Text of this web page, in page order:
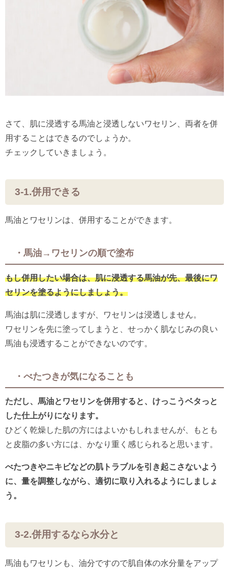
さて、肌に浸透する馬油と浸透しないワセリン、両者を併
用することはできるのでしょうか。
チェックしていきましょう。
3-1.併用できる
馬油とワセリンは、併用することができます。
・馬油→ワセリンの順で塗布
もし併用したい場合は、肌に浸透する馬油が先、最後にワ
セリンを塗るようにしましょう。
馬油は肌に浸透しますが、ワセリンは浸透しません。
ワセリンを先に塗ってしまうと、せっかく肌なじみの良い
馬油も浸透することができないのです。
・べたつきが気になることも
ただし、馬油とワセリンを併用すると、けっこうベタっと
した仕上がりになります。
ひどく乾燥した肌の方にはよいかもしれませんが、もとも
と皮脂の多い方には、かなり重く感じられると思います。
べたつきやニキビなどの肌トラブルを引き起こさないよう
に、量を調整しながら、適切に取り入れるようにしましょ
う。
3-2.併用するなら水分と
馬油もワセリンも、油分ですので肌自体の水分量をアップ